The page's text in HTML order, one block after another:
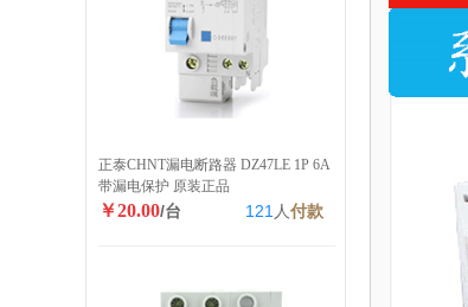
正泰CHNT漏电断路器 DZ47LE 1P 6A
带漏电保护 原装正品
￥20.00/台 121 人付款